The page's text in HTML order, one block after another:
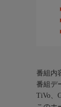
番組内
番組デ
TiVo、